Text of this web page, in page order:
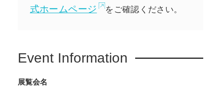
式ホームページ
をご確認ください。
Event Information
展覧会名